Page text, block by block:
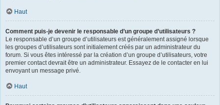
Haut
Comment puis-je devenir le responsable d’un groupe d’utilisateurs ?
Le responsable d’un groupe d’utilisateurs est généralement assigné lorsque
les groupes d’utilisateurs sont initialement créés par un administrateur du
forum. Si vous êtes intéressé par la création d’un groupe d’utilisateurs, votre
premier contact devrait être un administrateur. Essayez de le contacter en lui
envoyant un message privé.
Haut